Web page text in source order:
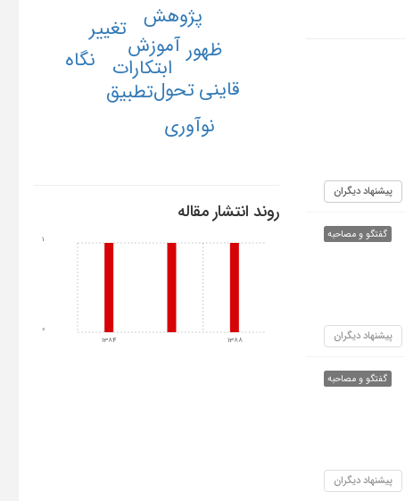
پیشنهاد دیگران
گفتگو و مصاحبه
پیشنهاد دیگران
گفتگو و مصاحبه
پیشنهاد دیگران
آموزش
ابتکارات
پژوهش
تحولتطبیق
تغییر
ظهور
قاینی
نگاه
نوآوری
روند انتشار مقاله
1384 1388
0
1